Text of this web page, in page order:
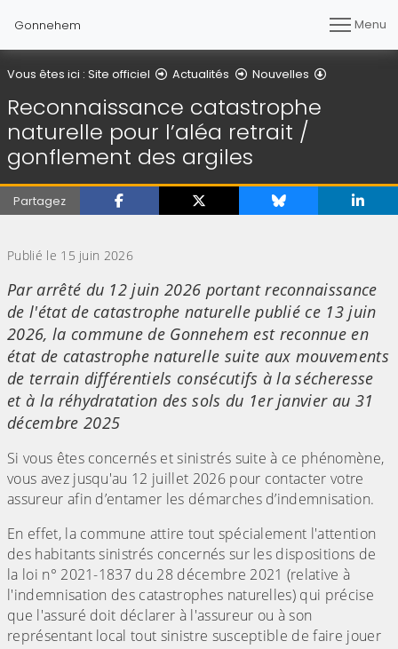
Gonnehem Menu
Vous êtes ici : Site officiel Actualités Nouvelles
Reconnaissance catastrophe
naturelle pour l’aléa retrait /
gonflement des argiles
Partagez
Publié le 15 juin 2026
Par arrêté du 12 juin 2026 portant reconnaissance
de l'état de catastrophe naturelle publié ce 13 juin
2026, la commune de Gonnehem est reconnue en
état de catastrophe naturelle suite aux mouvements
de terrain différentiels consécutifs à la sécheresse
et à la réhydratation des sols du 1er janvier au 31
décembre 2025
Si vous êtes concernés et sinistrés suite à ce phénomène,
vous avez jusqu'au 12 juillet 2026 pour contacter votre
assureur afin d’entamer les démarches d’indemnisation.
En effet, la commune attire tout spécialement l'attention
des habitants sinistrés concernés sur les dispositions de
la loi n° 2021-1837 du 28 décembre 2021 (relative à
l'indemnisation des catastrophes naturelles) qui précise
que l'assuré doit déclarer à l'assureur ou à son
représentant local tout sinistre susceptible de faire jouer